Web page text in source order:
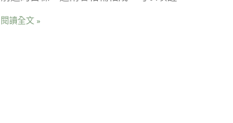
閱讀全文 »